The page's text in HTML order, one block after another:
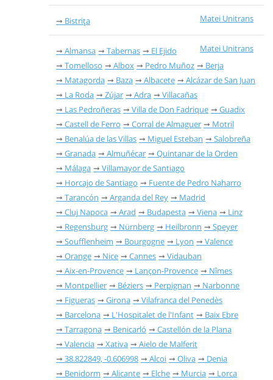
Matei Unitrans
Bistrița
Matei Unitrans
Almansa Tabernas
El Ejido
Tomelloso
Albox Pedro Muñoz
Berja
Matagorda
Baza Albacete
Alcázar de San Juan
La Roda
Zújar Adra
Villacañas
Las Pedroñeras
Villa de Don Fadrique
Guadix
Castell de Ferro
Corral de Almaguer
Motril
Benalúa de las Villas
Miguel Esteban
Salobreña
Granada
Almuñécar
Quintanar de la Orden
Málaga
Villamayor de Santiago
Horcajo de Santiago
Fuente de Pedro Naharro
Tarancón
Arganda del Rey
Madrid
Cluj Napoca
Arad Budapesta Viena
Linz
Regensburg
Nürnberg Heilbronn
Speyer
Soufflenheim
Bourgogne Lyon
Valence
Orange
Nice Cannes
Vidauban
Aix-en-Provence
Lançon-Provence
Nîmes
Montpellier
Béziers Perpignan
Narbonne
Figueras
Girona
Vilafranca del Penedès
Barcelona
L'Hospitalet de l'Infant
Baix Ebre
Tarragona
Benicarló
Castellón de la Plana
Valencia
Xativa
Aielo de Malferit
38.822849, -0.606998
Alcoi Oliva
Denia
Benidorm
Alicante Elche Murcia
Lorca